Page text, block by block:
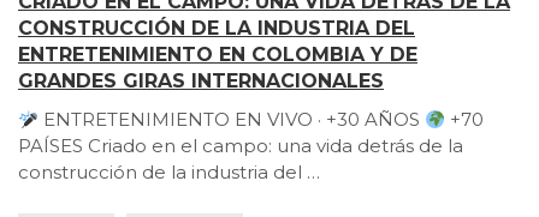
CONSTRUCCIÓN DE LA INDUSTRIA DEL
ENTRETENIMIENTO EN COLOMBIA Y DE
GRANDES GIRAS INTERNACIONALES
ENTRETENIMIENTO EN VIVO · +30 AÑOS
+70
PAÍSES Criado en el campo: una vida detrás de la
construcción de la industria del …